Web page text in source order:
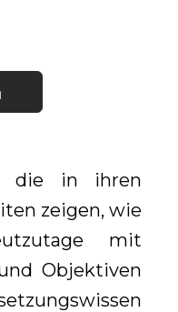
die in ihren
zeigen, wie
mit
Objektiven